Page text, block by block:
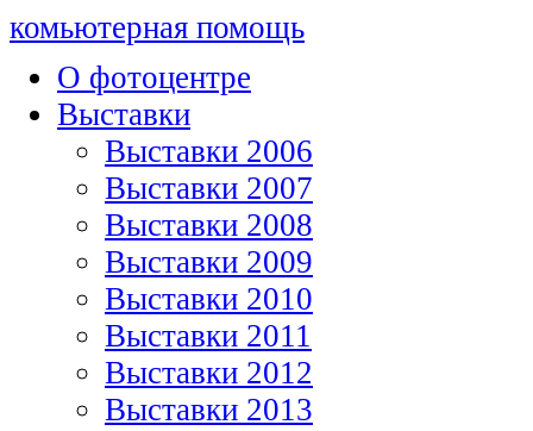
комьютерная помощь
О фотоцентре
Выставки
Выставки 2006
Выставки 2007
Выставки 2008
Выставки 2009
Выставки 2010
Выставки 2011
Выставки 2012
Выставки 2013